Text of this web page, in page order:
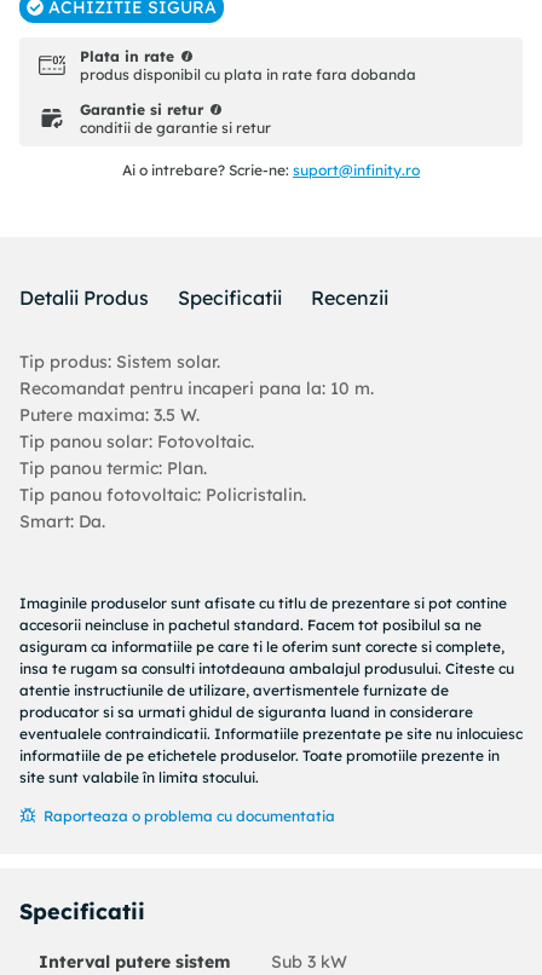
ACHIZITIE SIGURA
Plata in rate
produs disponibil cu plata in rate fara dobanda
Garantie si retur
conditii de garantie si retur
Ai o intrebare? Scrie-ne: suport@infinity.ro
Detalii Produs Specificatii Recenzii
Tip produs: Sistem solar.
Recomandat pentru incaperi pana la: 10 m.
Putere maxima: 3.5 W.
Tip panou solar: Fotovoltaic.
Tip panou termic: Plan.
Tip panou fotovoltaic: Policristalin.
Smart: Da.
Imaginile produselor sunt afisate cu titlu de prezentare si pot contine
accesorii neincluse in pachetul standard. Facem tot posibilul sa ne
asiguram ca informatiile pe care ti le oferim sunt corecte si complete,
insa te rugam sa consulti intotdeauna ambalajul produsului. Citeste cu
atentie instructiunile de utilizare, avertismentele furnizate de
producator si sa urmati ghidul de siguranta luand in considerare
eventualele contraindicatii. Informatiile prezentate pe site nu inlocuiesc
informatiile de pe etichetele produselor. Toate promotiile prezente in
site sunt valabile în limita stocului.
Raporteaza o problema cu documentatia
Specificatii
Interval putere sistem
Sub 3 kW